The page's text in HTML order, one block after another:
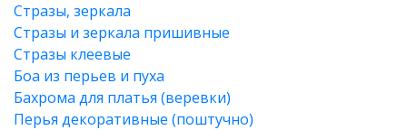
Стразы, зеркала
Стразы и зеркала пришивные
Стразы клеевые
Боа из перьев и пуха
Бахрома для платья (веревки)
Перья декоративные (поштучно)